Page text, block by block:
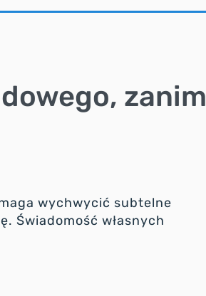
zanim
wychwycić subtelne
Świadomość własnych